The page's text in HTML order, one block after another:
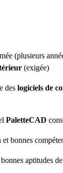
(plusieurs
(exigée)
des logiciels de
PaletteCAD
bonnes
aptitudes